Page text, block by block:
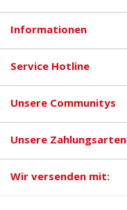
Informationen
Service Hotline
Unsere Communitys
Unsere Zahlungsarten
Wir versenden mit: